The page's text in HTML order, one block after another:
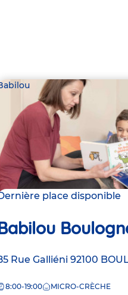
place disponible
Rue Galliéni 92100
8:00-19:00 MICRO-CRÈCHE